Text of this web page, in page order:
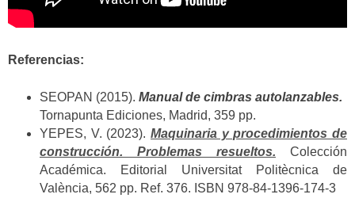
Referencias:
SEOPAN (2015). Manual de cimbras autolanzables.
Tornapunta Ediciones, Madrid, 359 pp.
YEPES, V. (2023). Maquinaria y procedimientos de
construcción. Problemas resueltos. Colección
Académica. Editorial Universitat Politècnica de
València, 562 pp. Ref. 376. ISBN 978-84-1396-174-3